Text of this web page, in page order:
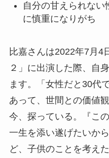
自分の甘えられない
に慎重になりがち
比嘉さんは2022年7月4
２」に出演した際、自
ます。「女性だと30代
あって、世間との価値
今、探っている。『こ
一生を添い遂げたいか
ど、子供のことを考え